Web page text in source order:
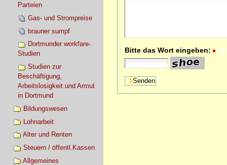
Parteien
Gas- und Strompreise
brauner sumpf
Dortmunder workfare-
Studien
Studien zur
Beschäftigung,
Arbeitslosigkeit und Armut
in Dortmund
Bildungswesen
Lohnarbeit
Alter und Renten
Steuern / öffentl.Kassen
Allgemeines
Bitte das Wort eingeben: